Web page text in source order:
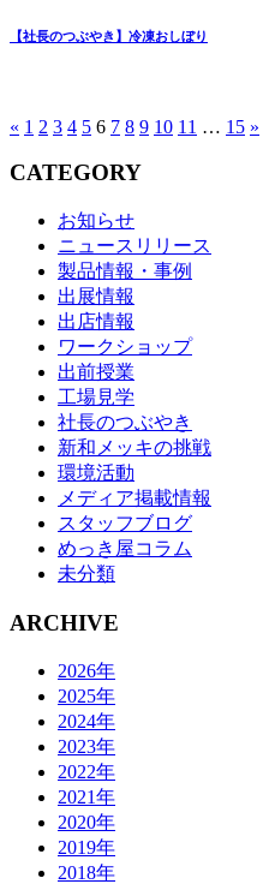
【社長のつぶやき】冷凍おしぼり
« 1 2 3 4 5 6 7 8 9 10 11 … 15 »
CATEGORY
お知らせ
ニュースリリース
製品情報・事例
出展情報
出店情報
ワークショップ
出前授業
工場見学
社長のつぶやき
新和メッキの挑戦
環境活動
メディア掲載情報
スタッフブログ
めっき屋コラム
未分類
ARCHIVE
2026年
2025年
2024年
2023年
2022年
2021年
2020年
2019年
2018年